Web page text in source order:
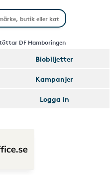
DF Hamboringen
Biobiljetter
Kampanjer
Logga in